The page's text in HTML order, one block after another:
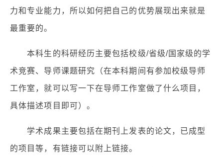
力和专业能力，所以如何把自己的优势展现出来就是
最重要的。
本科生的科研经历主要包括校级/省级/国家级的学
术竞赛、导师课题研究（在本科期间有参加校级导师
工作室，就可以写一下在导师工作室做了什么项目，
具体描述项目即可）。
学术成果主要包括在期刊上发表的论文，已成型
的项目等，有链接可以附上链接。